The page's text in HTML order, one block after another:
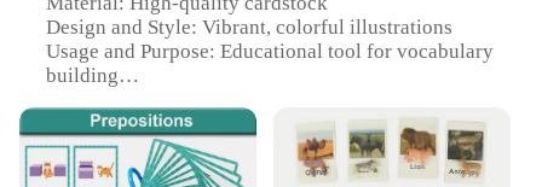
Design and Style: Vibrant, colorful illustrations
Usage and Purpose: Educational tool for vocabulary
building
Performance and Property: Durable and water-
resistant
Applicable People: Ideal for students, teachers, and